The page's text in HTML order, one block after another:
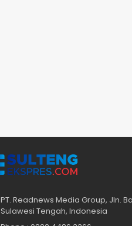
PT. Readnews Media Group, Jln.
Sulawesi Tengah, Indonesia